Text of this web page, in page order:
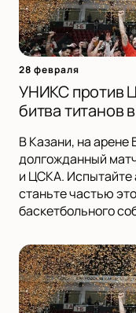
28 февраля
УНИКС против
битва титанов
В Казани, на арене
долгожданный
и ЦСКА. Испытайте
станьте частью
баскетбольного